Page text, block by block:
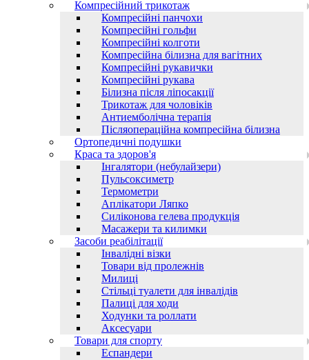
Компресійний трикотаж
Компресійні панчохи
Компресійні гольфи
Компресійні колготи
Компресійна білизна для вагітних
Компресійні рукавички
Компресійні рукава
Білизна після ліпосакції
Трикотаж для чоловіків
Антиемболічна терапія
Післяопераційна компресійна білизна
Ортопедичні подушки
Краса та здоров'я
Інгалятори (небулайзери)
Пульсоксиметр
Термометри
Аплікатори Ляпко
Силіконова гелева продукція
Масажери та килимки
Засоби реабілітації
Інвалідні візки
Товари від пролежнів
Милиці
Стільці туалети для інвалідів
Палиці для ходи
Ходунки та роллати
Аксесуари
Товари для спорту
Еспандери